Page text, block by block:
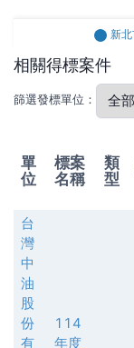
新
相關得標案件
篩選發標單位：
單
位
標案
名稱
類
型
台
灣
中
油
股
份
有
114
年度